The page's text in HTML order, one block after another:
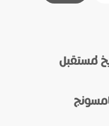
لمستقبل